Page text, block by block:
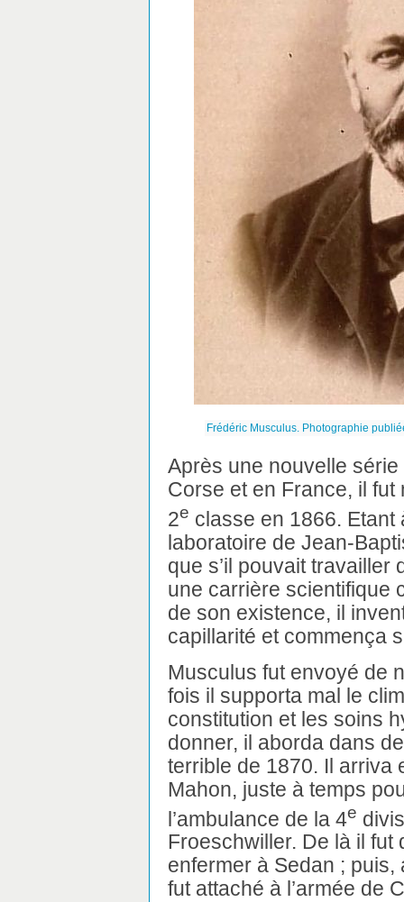
Frédéric Musculus. Photographie
Après une nouvelle
Corse et en France, il
2e classe en 1866. Etant
laboratoire de Jean-
que s’il pouvait travailler
une carrière scientifique
de son existence, il
capillarité et commença
Musculus fut envoyé de
fois il supporta mal le
constitution et les soins
donner, il aborda dans
terrible de 1870. Il arriva
Mahon, juste à temps
l’ambulance de la 4e
Froeschwiller. De là il fut
enfermer à Sedan ;
fut attaché à l’armée de